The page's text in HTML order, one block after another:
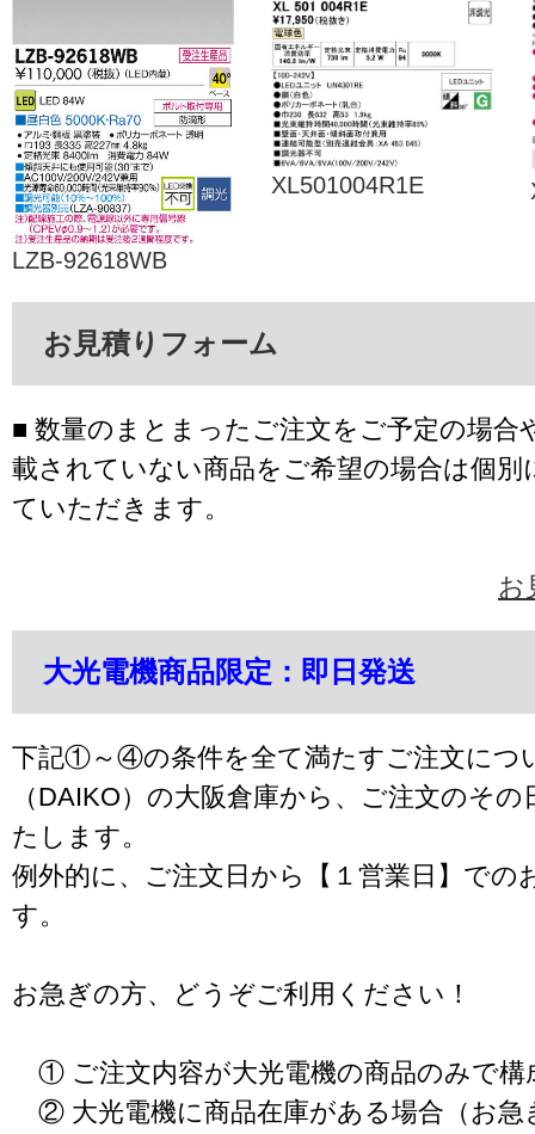
LZB-92618WB
XL501004R1E
お見積りフォーム
■ 数量のまとまったご注文をご予定の場合
載されていない商品をご希望の場合は個別
ていただきます。
お
大光電機商品限定：即日発送
下記①～④の条件を全て満たすご注文につ
（DAIKO）の大阪倉庫から、ご注文のそ
たします。
例外的に、ご注文日から【１営業日】での
す。
お急ぎの方、どうぞご利用ください！
① ご注文内容が大光電機の商品のみで構
② 大光電機に商品在庫がある場合（お急